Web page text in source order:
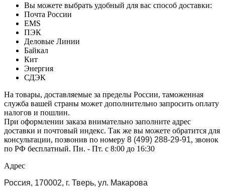
Вы можете выбрать удобный для вас способ доставки:
Почта России
EMS
ПЭК
Деловые Линии
Байкал
Кит
Энергия
СДЭК
На товары, доставляемые за пределы России, таможенная
служба вашей страны может дополнительно запросить оплату
налогов и пошлин.
При оформлении заказа внимательно заполните адрес
доставки и почтовый индекс. Так же вы можете обратится для
консультации, позвонив по номеру 8 (499) 288-29-91, звонок
по РФ бесплатный. Пн. - Пт. с 8:00 до 16:30
Адрес
Россия, 170002, г. Тверь, ул. Макарова